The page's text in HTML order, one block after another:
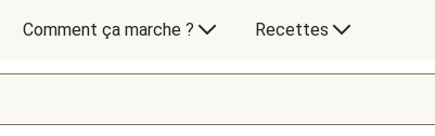
Comment ça marche ? Recettes